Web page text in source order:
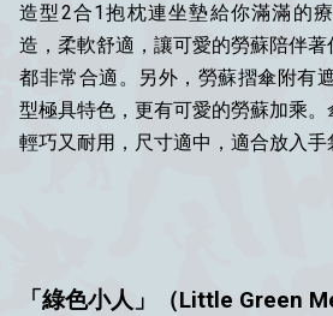
造型2合1抱枕連坐墊給你滿滿的
造，柔軟舒適，讓可愛的勞蘇陪伴
都非常合適。另外，勞蘇摺傘附有
型極具特色，更有可愛的勞蘇加乘。
輕巧又耐用，尺寸適中，適合放入手
「綠色小人」（Little Green